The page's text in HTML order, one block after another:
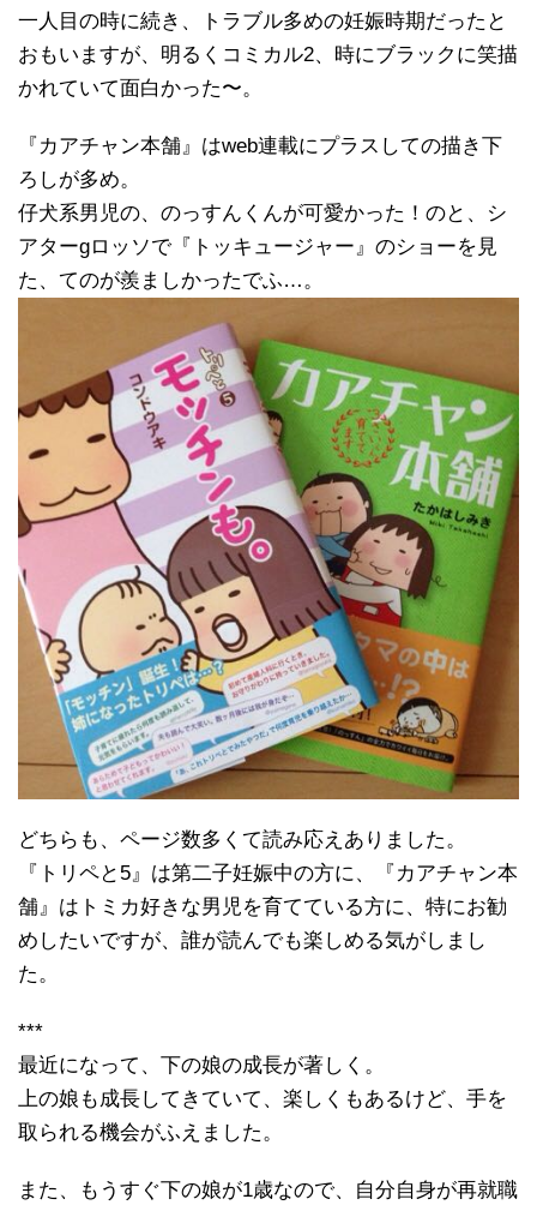
一人目の時に続き、トラブル多めの妊娠時期だったと
おもいますが、明るくコミカル2、時にブラックに笑描
かれていて面白かった〜。
『カアチャン本舗』はweb連載にプラスしての描き下
ろしが多め。
仔犬系男児の、のっすんくんが可愛かった！のと、シ
アターgロッソで『トッキュージャー』のショーを見
た、てのが羨ましかったでふ…。
どちらも、ページ数多くて読み応えありました。
『トリペと5』は第二子妊娠中の方に、『カアチャン本
舗』はトミカ好きな男児を育てている方に、特にお勧
めしたいですが、誰が読んでも楽しめる気がしまし
た。
***
最近になって、下の娘の成長が著しく。
上の娘も成長してきていて、楽しくもあるけど、手を
取られる機会がふえました。
また、もうすぐ下の娘が1歳なので、自分自身が再就職